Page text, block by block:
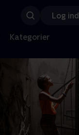
Log ind
Kategorier